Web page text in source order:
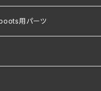
ジナルコーチジャケット
来にくい・裏起毛 オリジナル
起毛・サイズ豊富 オリジナルパ
用パーツ